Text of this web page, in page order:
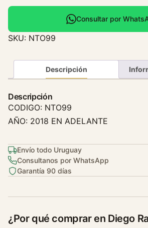
l
f
a
i
n
T
o
o
t
a
i
u
Consultar por
SKU: NTO99
Descripción
Descripción
CODIGO: NTO99
AÑO: 2018 EN ADELANTE
Envío todo Uruguay
Consultanos por WhatsApp
Garantía 90 días
¿Por qué comprar en Diego